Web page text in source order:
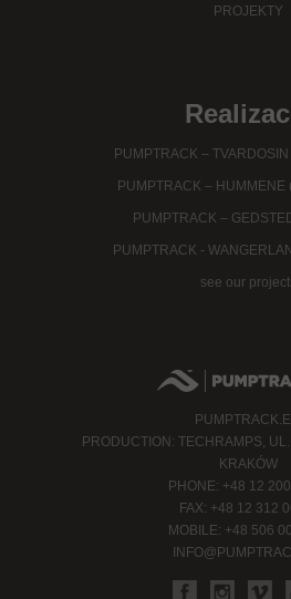
PROJEKTY
PUMPTRACK –
PUMPTRACK – HUMMENE
PUMPTRACK –
PUMPTRACK -
see our
PRODUCTION: TECHRAMPS,
KRAKÓW
PHONE: +48 12
FAX: +48 12 312
MOBILE: +48 506